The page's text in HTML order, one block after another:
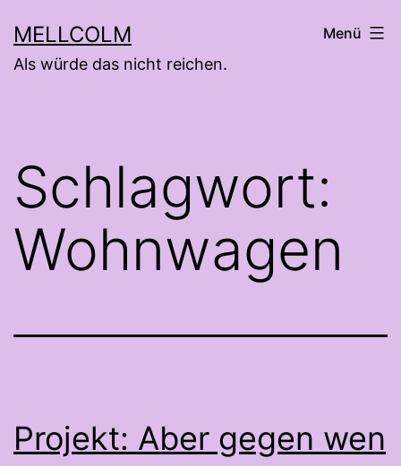
Inhalt
springen
MELLCOLM
Als würde das nicht reichen.
Menü
Schlagwort:
Wohnwagen
Projekt: Aber gegen wen